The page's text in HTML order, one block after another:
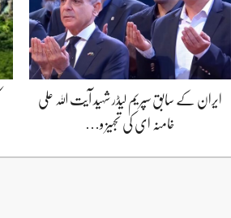
ایران کے سابق سپریم لیڈر شہید آیت اللہ علی
خامنہ ای کی تجہیز و…